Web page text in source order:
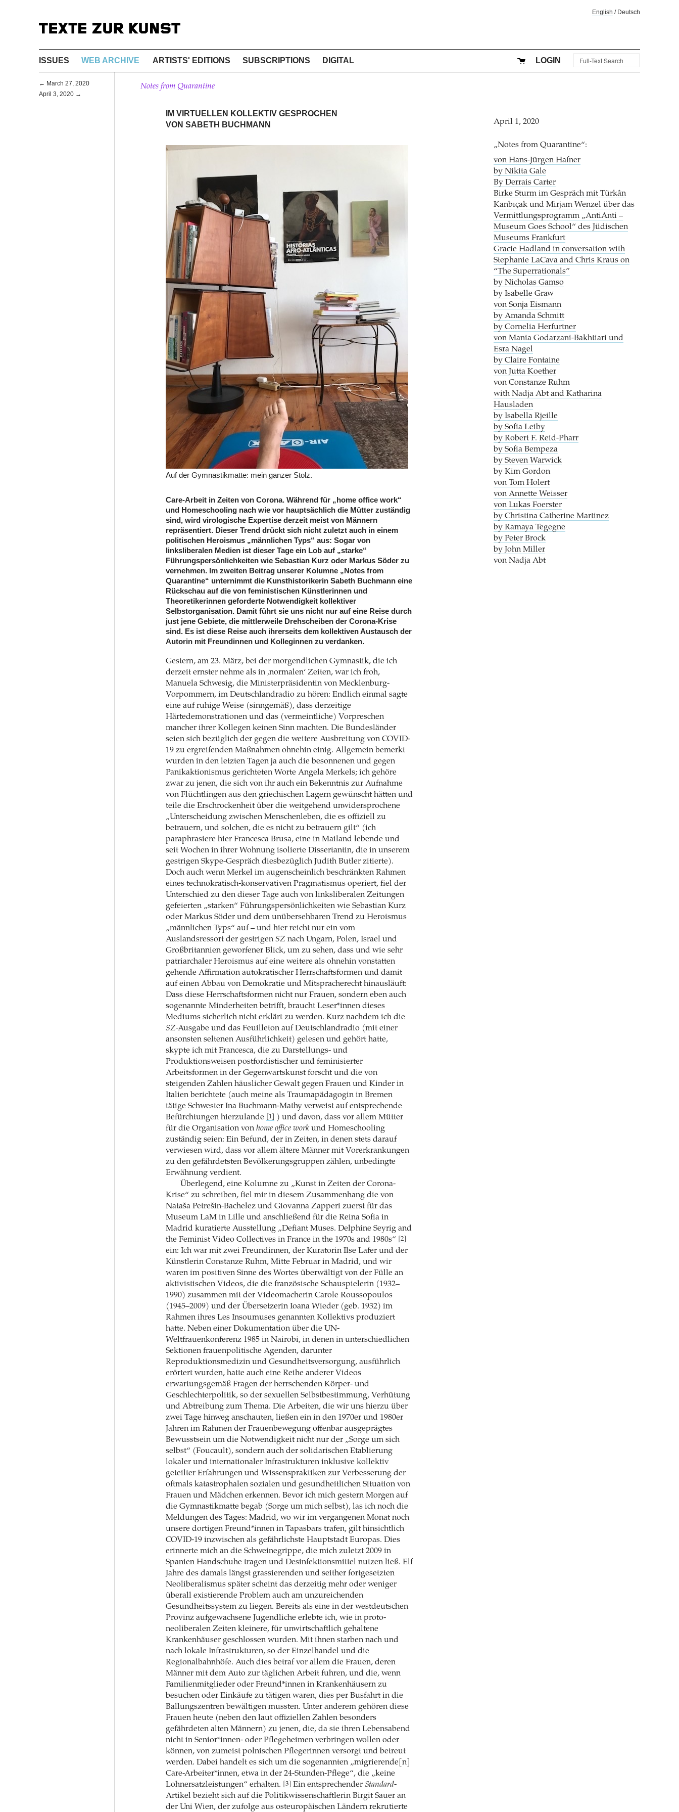
English / Deutsch
ISSUES WEB ARCHIVE ARTISTS' EDITIONS SUBSCRIPTIONS DIGITAL LOGIN
← March 27, 2020
April 3, 2020 →
Notes from Quarantine
IM VIRTUELLEN KOLLEKTIV GESPROCHEN
VON SABETH BUCHMANN
Auf der Gymnastikmatte: mein ganzer Stolz.
Care-Arbeit in Zeiten von Corona. Während für „home office work“
und Homeschooling nach wie vor hauptsächlich die Mütter zuständig
sind, wird virologische Expertise derzeit meist von Männern
repräsentiert. Dieser Trend drückt sich nicht zuletzt auch in einem
politischen Heroismus „männlichen Typs“ aus: Sogar von
linksliberalen Medien ist dieser Tage ein Lob auf „starke“
Führungspersönlichkeiten wie Sebastian Kurz oder Markus Söder zu
vernehmen. Im zweiten Beitrag unserer Kolumne „Notes from
Quarantine“ unternimmt die Kunsthistorikerin Sabeth Buchmann eine
Rückschau auf die von feministischen Künstlerinnen und
Theoretikerinnen geforderte Notwendigkeit kollektiver
Selbstorganisation. Damit führt sie uns nicht nur auf eine Reise durch
just jene Gebiete, die mittlerweile Drehscheiben der Corona-Krise
sind. Es ist diese Reise auch ihrerseits dem kollektiven Austausch der
Autorin mit Freundinnen und Kolleginnen zu verdanken.
Gestern, am 23. März, bei der morgendlichen Gymnastik, die ich
derzeit ernster nehme als in ‚normalen‘ Zeiten, war ich froh,
Manuela Schwesig, die Ministerpräsidentin von Mecklenburg-
Vorpommern, im Deutschlandradio zu hören: Endlich einmal sagte
eine auf ruhige Weise (sinngemäß), dass derzeitige
Härtedemonstrationen und das (vermeintliche) Vorpreschen
mancher ihrer Kollegen keinen Sinn machten. Die Bundesländer
seien sich bezüglich der gegen die weitere Ausbreitung von COVID-
19 zu ergreifenden Maßnahmen ohnehin einig. Allgemein bemerkt
wurden in den letzten Tagen ja auch die besonnenen und gegen
Panikaktionismus gerichteten Worte Angela Merkels; ich gehöre
zwar zu jenen, die sich von ihr auch ein Bekenntnis zur Aufnahme
von Flüchtlingen aus den griechischen Lagern gewünscht hätten und
teile die Erschrockenheit über die weitgehend unwidersprochene
„Unterscheidung zwischen Menschenleben, die es offiziell zu
betrauern, und solchen, die es nicht zu betrauern gilt“ (ich
paraphrasiere hier Francesca Brusa, eine in Mailand lebende und
seit Wochen in ihrer Wohnung isolierte Dissertantin, die in unserem
gestrigen Skype-Gespräch diesbezüglich Judith Butler zitierte).
Doch auch wenn Merkel im augenscheinlich beschränkten Rahmen
eines technokratisch-konservativen Pragmatismus operiert, fiel der
Unterschied zu den dieser Tage auch von linksliberalen Zeitungen
gefeierten „starken“ Führungspersönlichkeiten wie Sebastian Kurz
oder Markus Söder und dem unübersehbaren Trend zu Heroismus
„männlichen Typs“ auf – und hier reicht nur ein vom
Auslandsressort der gestrigen SZ nach Ungarn, Polen, Israel und
Großbritannien geworfener Blick, um zu sehen, dass und wie sehr
patriarchaler Heroismus auf eine weitere als ohnehin vonstatten
gehende Affirmation autokratischer Herrschaftsformen und damit
auf einen Abbau von Demokratie und Mitspracherecht hinausläuft:
Dass diese Herrschaftsformen nicht nur Frauen, sondern eben auch
sogenannte Minderheiten betrifft, braucht Leser*innen dieses
Mediums sicherlich nicht erklärt zu werden. Kurz nachdem ich die
SZ-Ausgabe und das Feuilleton auf Deutschlandradio (mit einer
ansonsten seltenen Ausführlichkeit) gelesen und gehört hatte,
skypte ich mit Francesca, die zu Darstellungs- und
Produktionsweisen postfordistischer und feminisierter
Arbeitsformen in der Gegenwartskunst forscht und die von
steigenden Zahlen häuslicher Gewalt gegen Frauen und Kinder in
Italien berichtete (auch meine als Traumapädagogin in Bremen
tätige Schwester Ina Buchmann-Mathy verweist auf entsprechende
Befürchtungen hierzulande
[1]
) und davon, dass vor allem Mütter
für die Organisation von home office workund Homeschooling
zuständig seien: Ein Befund, der in Zeiten, in denen stets darauf
verwiesen wird, dass vor allem ältere Männer mit Vorerkrankungen
zu den gefährdetsten Bevölkerungsgruppen zählen, unbedingte
Erwähnung verdient.
Überlegend, eine Kolumne zu „Kunst in Zeiten der Corona-
Krise“ zu schreiben, fiel mir in diesem Zusammenhang die von
Nataša Petrešin-Bachelez und Giovanna Zapperi zuerst für das
Museum LaM in Lille und anschließend für die Reina Sofia in
Madrid kuratierte Ausstellung „Defiant Muses. Delphine Seyrig and
the Feminist Video Collectives in France in the 1970s and 1980s“
[2]
ein: Ich war mit zwei Freundinnen, der Kuratorin Ilse Lafer und der
Künstlerin Constanze Ruhm, Mitte Februar in Madrid, und wir
waren im positiven Sinne des Wortes überwältigt von der Fülle an
aktivistischen Videos, die die französische Schauspielerin (1932–
1990) zusammen mit der Videomacherin Carole Roussopoulos
(1945–2009) und der Übersetzerin Ioana Wieder (geb. 1932) im
Rahmen ihres Les Insoumuses genannten Kollektivs produziert
hatte. Neben einer Dokumentation über die UN-
Weltfrauenkonferenz 1985 in Nairobi, in denen in unterschiedlichen
Sektionen frauenpolitische Agenden, darunter
Reproduktionsmedizin und Gesundheitsversorgung, ausführlich
erörtert wurden, hatte auch eine Reihe anderer Videos
erwartungsgemäß Fragen der herrschenden Körper- und
Geschlechterpolitik, so der sexuellen Selbstbestimmung, Verhütung
und Abtreibung zum Thema. Die Arbeiten, die wir uns hierzu über
zwei Tage hinweg anschauten, ließen ein in den 1970er und 1980er
Jahren im Rahmen der Frauenbewegung offenbar ausgeprägtes
Bewusstsein um die Notwendigkeit nicht nur der „Sorge um sich
selbst“ (Foucault), sondern auch der solidarischen Etablierung
lokaler und internationaler Infrastrukturen inklusive kollektiv
geteilter Erfahrungen und Wissenspraktiken zur Verbesserung der
oftmals katastrophalen sozialen und gesundheitlichen Situation von
Frauen und Mädchen erkennen. Bevor ich mich gestern Morgen auf
die Gymnastikmatte begab (Sorge um mich selbst), las ich noch die
Meldungen des Tages: Madrid, wo wir im vergangenen Monat noch
unsere dortigen Freund*innen in Tapasbars trafen, gilt hinsichtlich
COVID-19 inzwischen als gefährlichste Hauptstadt Europas. Dies
erinnerte mich an die Schweinegrippe, die mich zuletzt 2009 in
Spanien Handschuhe tragen und Desinfektionsmittel nutzen ließ. Elf
Jahre des damals längst grassierenden und seither fortgesetzten
Neoliberalismus später scheint das derzeitig mehr oder weniger
überall existierende Problem auch am unzureichenden
Gesundheitssystem zu liegen. Bereits als eine in der westdeutschen
Provinz aufgewachsene Jugendliche erlebte ich, wie in proto-
neoliberalen Zeiten kleinere, für unwirtschaftlich gehaltene
Krankenhäuser geschlossen wurden. Mit ihnen starben nach und
nach lokale Infrastrukturen, so der Einzelhandel und die
Regionalbahnhöfe. Auch dies betraf vor allem die Frauen, deren
Männer mit dem Auto zur täglichen Arbeit fuhren, und die, wenn
Familienmitglieder oder Freund*innen in Krankenhäusern zu
besuchen oder Einkäufe zu tätigen waren, dies per Busfahrt in die
Ballungszentren bewältigen mussten. Unter anderem gehören diese
Frauen heute (neben den laut offiziellen Zahlen besonders
gefährdeten alten Männern) zu jenen, die, da sie ihren Lebensabend
nicht in Senior*innen- oder Pflegeheimen verbringen wollen oder
können, von zumeist polnischen Pflegerinnen versorgt und betreut
werden. Dabei handelt es sich um die sogenannten „migrierende[n]
Care-Arbeiter*innen, etwa in der 24-Stunden-Pflege“, die „keine
Lohnersatzleistungen“ erhalten.
[3] Ein entsprechender Standard-
Artikel bezieht sich auf die Politikwissenschaftlerin Birgit Sauer an
der Uni Wien, der zufolge aus osteuropäischen Ländern rekrutierte
April 1, 2020
„Notes from Quarantine“:
von Hans-Jürgen Hafner
by Nikita Gale
By Derrais Carter
Birke Sturm im Gespräch mit Türkân
Kanbıçak und Mirjam Wenzel über das
Vermittlungsprogramm „AntiAnti –
Museum Goes School“ des Jüdischen
Museums Frankfurt
Gracie Hadland in conversation with
Stephanie LaCava and Chris Kraus on
“The Superrationals”
by Nicholas Gamso
by Isabelle Graw
von Sonja Eismann
by Amanda Schmitt
by Cornelia Herfurtner
von Mania Godarzani-Bakhtiari und
Esra Nagel
by Claire Fontaine
von Jutta Koether
von Constanze Ruhm
with Nadja Abt and Katharina
Hausladen
by Isabella Rjeille
by Sofia Leiby
by Robert F. Reid-Pharr
by Sofia Bempeza
by Steven Warwick
by Kim Gordon
von Tom Holert
von Annette Weisser
von Lukas Foerster
by Christina Catherine Martinez
by Ramaya Tegegne
by Peter Brock
by John Miller
von Nadja Abt